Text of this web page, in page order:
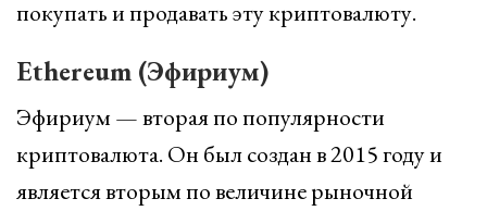
покупать и продавать эту криптовалюту.
Ethereum (Эфириум)
Эфириум — вторая по популярности
криптовалюта. Он был создан в 2015 году и
является вторым по величине рыночной